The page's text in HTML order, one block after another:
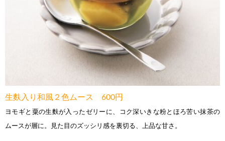
生麩入り和風２色ムース 600円
ヨモギと粟の生麩が入ったゼリーに、コク深いきな粉とほろ苦い抹茶の
ムースが層に。見た目のズッシリ感を裏切る、上品な甘さ。